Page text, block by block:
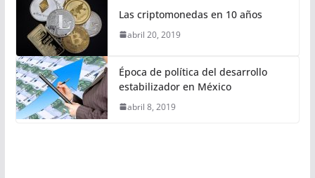
Las criptomonedas en 10 años
abril 20, 2019
Época de política del desarrollo
estabilizador en México
abril 8, 2019